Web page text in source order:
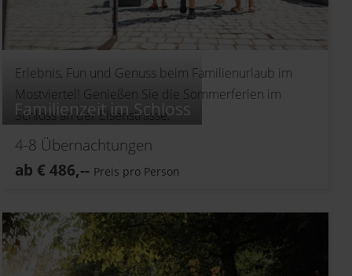
Familienzeit im Schloss
Erlebnis, Fun und Genuss beim Familienurlaub im
Mostviertel! Genießen Sie die Sommerferien im
Schloss an der Eisenstrasse.
4-8 Übernachtungen
ab € 486,-- Preis pro Person